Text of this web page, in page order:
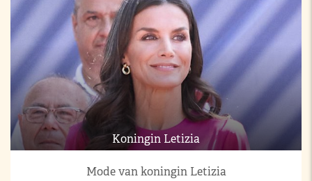
Koningin Letizia
Mode van koningin Letizia